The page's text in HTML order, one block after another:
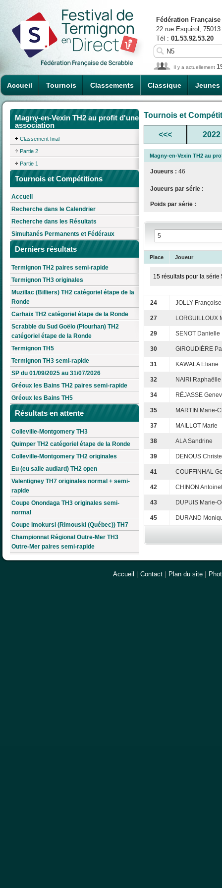
Accueil Tournois Classements Classique Jeunes
Fédération
22 rue Esquirol,
Tél : 01.53.92.53.20
Il y a actuellement
Magny-en-Vexin TH2 au profit d'une
association
Classement final
Partie 2
Partie 1
Tournois et Compétitions
Accueil
Recherche dans le Calendrier
Recherche dans les Résultats
Simultanés Permanents et Fédéraux
Derniers résultats
Termignon TH2 paires semi-rapide
Termignon TH3 originales
Muzillac (Billiers) TH2 catégoriel étape de la
Ronde
Carhaix TH2 catégoriel étape de la Ronde
Scrabble du Sud Goëlo (Plourhan) TH2
catégoriel étape de la Ronde
Termignon TH5
Termignon TH3 semi-rapide
SP du 01/09/2025 au 31/07/2026
Gréoux les Bains TH2 paires semi-rapide
Gréoux les Bains TH5
Résultats en attente
Colleville-Montgomery TH3
Quimper TH2 catégoriel étape de la Ronde
Colleville-Montgomery TH2 originales
Eu (eu salle audiard) TH2 open
Valentigney TH7 originales normal + semi-
rapide
Coupe Onondaga TH3 originales semi-
normal
Coupe Imokursi (Rimouski (Québec)) TH7
Championnat Régional Outre-Mer TH3
Outre-Mer paires semi-rapide
Tournois et
<<< 2022
Magny-en-Vexin TH2 au
Joueurs : 46
Joueurs par série :
Poids par série :
Place Joueur
15 résultats pour la série
24 JOLLY Françoise
27 LORGUILLOUX
29 SENOT Danielle
30 GIROUDIÈRE
31 KAWALA Eliane
32 NAIRI Raphaëlle
34 RÉJASSE
35 MARTIN Marie-
37 MAILLOT Marie
38 ALA Sandrine
39 DENOUS
41 COUFFINHAL
42 CHINON
43 DUPUIS Marie-
45 DURAND
Accueil Contact Plan du site